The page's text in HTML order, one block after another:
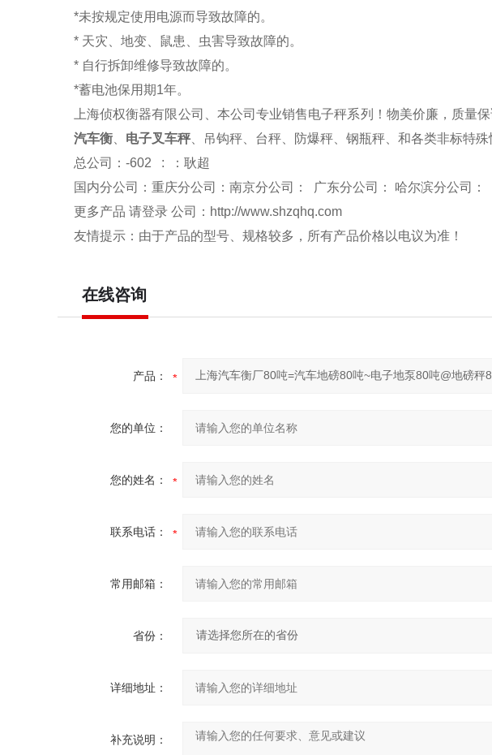
*未按规定使用电源而导致故障的。
* 天灾、地变、鼠患、虫害导致故障的。
* 自行拆卸维修导致故障的。
*蓄电池保用期1年。
上海侦权衡器有限公司、本公司专业销售电子秤系列！物美价廉，质量
汽车衡
电子叉车秤、吊钩秤、台秤、防爆秤、钢瓶秤、和各类非标特殊
总公司
：-602 : ：耿超
国内分公司：重庆分公司：南京分公司： 广东分公司： 哈尔滨分公司：
更多产品 请登录 公司： http://www.shzqhq.com
友情提示：由于产品的型号、规格较多，所有产品价格以电议为准！
在线咨询
产品：
您的单位：
您的姓名：
联系电话：
常用邮箱：
省份：
详细地址：
补充说明：